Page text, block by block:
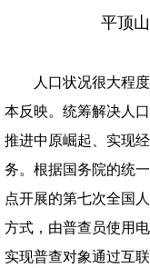
平顶
人口状况很大程
本反映。统筹解决人
推进中原崛起、实现
务。根据国务院的统
点开展的第七次全国
方式，由普查员使用
实现普查对象通过互